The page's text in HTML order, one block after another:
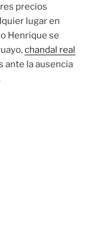
precios
lugar en
Henrique se
chandal real
ante la ausencia